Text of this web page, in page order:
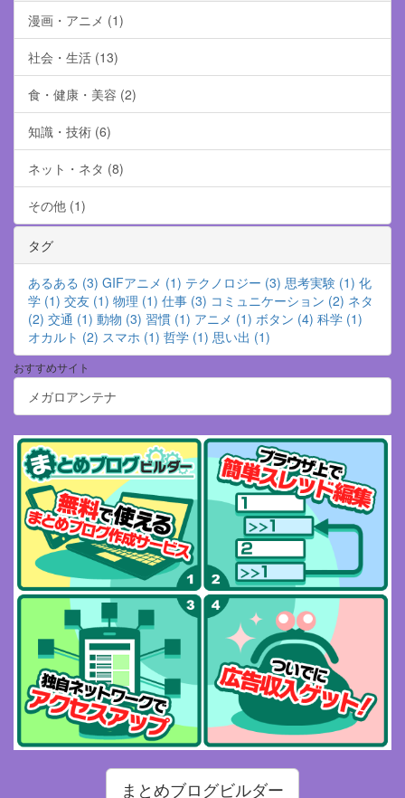
漫画・アニメ (1)
社会・生活 (13)
食・健康・美容 (2)
知識・技術 (6)
ネット・ネタ (8)
その他 (1)
タグ
あるある (3) GIFアニメ (1) テクノロジー (3) 思考実験 (1) 化
学 (1) 交友 (1) 物理 (1) 仕事 (3) コミュニケーション (2) ネタ
(2) 交通 (1) 動物 (3) 習慣 (1) アニメ (1) ボタン (4) 科学 (1)
オカルト (2) スマホ (1) 哲学 (1) 思い出 (1)
おすすめサイト
メガロアンテナ
まとめブログビルダー